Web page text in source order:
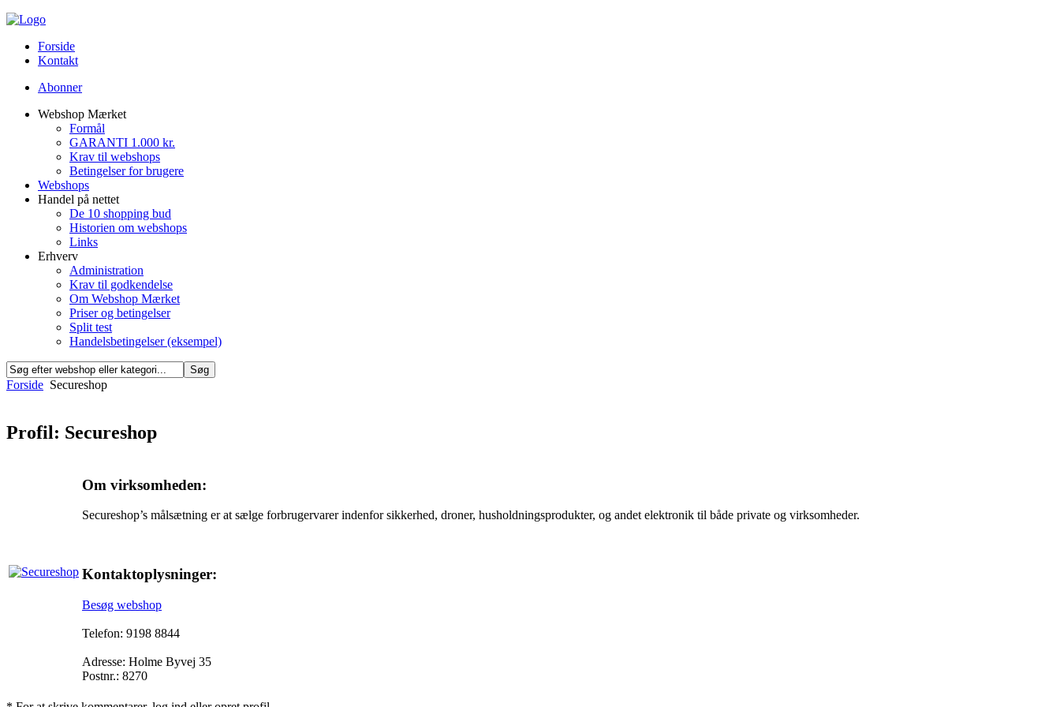
Forside
Kontakt
Abonner
Webshop Mærket
Formål
GARANTI 1.000 kr.
Krav til webshops
Betingelser for brugere
Webshops
Handel på nettet
De 10 shopping bud
Historien om webshops
Links
Erhverv
Administration
Krav til godkendelse
Om Webshop Mærket
Priser og betingelser
Split test
Handelsbetingelser (eksempel)
Forside Secureshop
Profil: Secureshop
Om virksomheden:
Secureshop’s målsætning er at sælge forbrugervarer indenfor sikkerhed, droner, husholdningsprodukter, og andet elektronik til både private og virksomheder.
Kontaktoplysninger:
Besøg webshop
Telefon: 9198 8844
Adresse: Holme Byvej 35
Postnr.: 8270